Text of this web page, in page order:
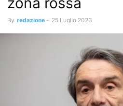
By redazione - 25 Luglio 2023